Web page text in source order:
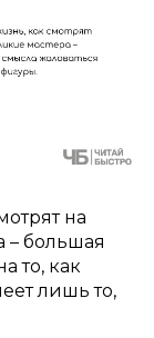
на
– большая
то, как
лишь то,